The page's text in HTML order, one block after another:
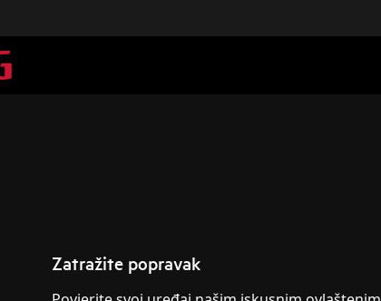
Zatražite popravak